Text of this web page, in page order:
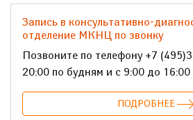
Запись в консультативно-
отделение МКНЦ по звонку
Позвоните по телефону +7
20:00 по будням и с 9:00 до
ПОДРОБНЕЕ